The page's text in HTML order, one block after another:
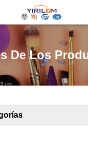
De Los